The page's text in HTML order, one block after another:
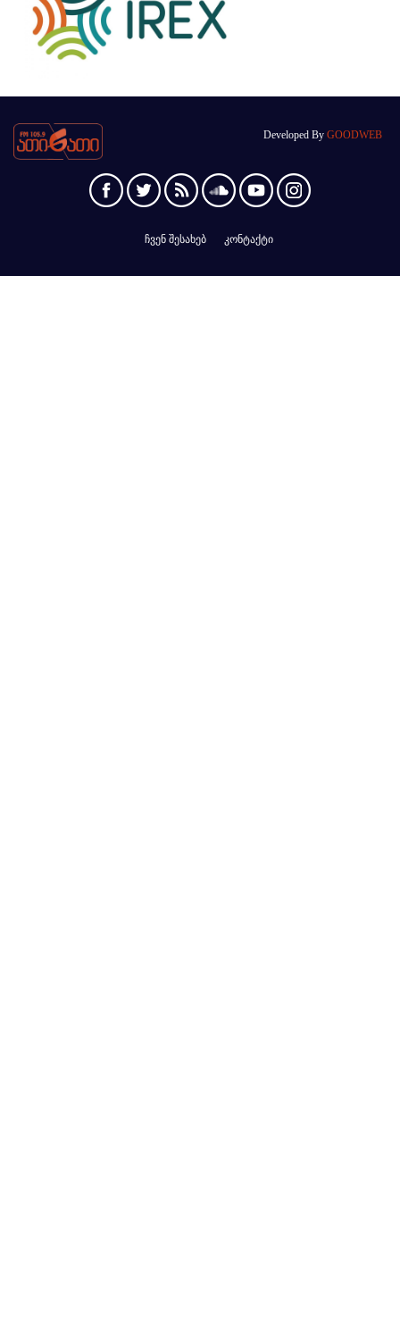
Developed By GOODWEB
ჩვენ შესახებ კონტაქტი